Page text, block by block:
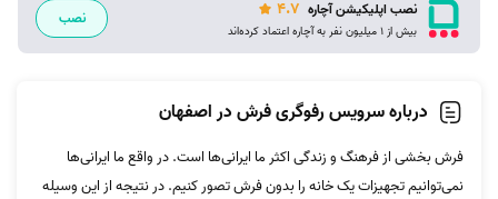
نصب اپلیکیشن آچاره 4.7
بیش از 1 میلیون نفر به آچاره اعتماد کرده‌اند
نصب
درباره سرویس رفوگری فرش در اصفهان
فرش‌ بخشی از فرهنگ و زندگی اکثر ما ایرانی‌ها است. در واقع ما ایرانی‌ها
نمی‌توانیم تجهیزات یک خانه‌ را بدون فرش تصور کنیم. در نتیجه از این وسیله